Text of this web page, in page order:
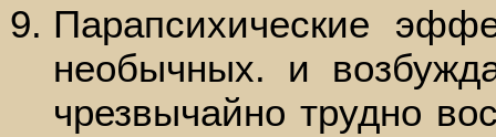
Парапсихические
необычных. и
чрезвычайно трудно